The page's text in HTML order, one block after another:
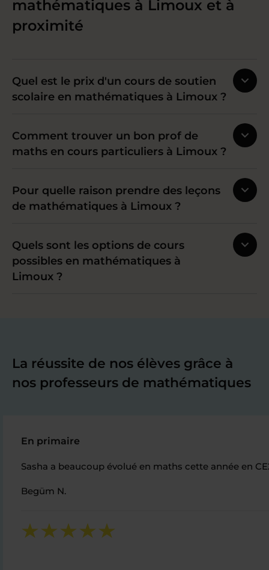
mathématiques à Limoux et à
proximité
Quel est le prix d'un cours de soutien
scolaire en mathématiques à Limoux ?
Comment trouver un bon prof de
maths en cours particuliers à Limoux ?
Pour quelle raison prendre des leçons
de mathématiques à Limoux ?
Quels sont les options de cours
possibles en mathématiques à
Limoux ?
La réussite de nos élèves grâce à
nos professeurs de mathématiques
En primaire
Sasha a beaucoup évolué en maths cette année en
Begüm N.